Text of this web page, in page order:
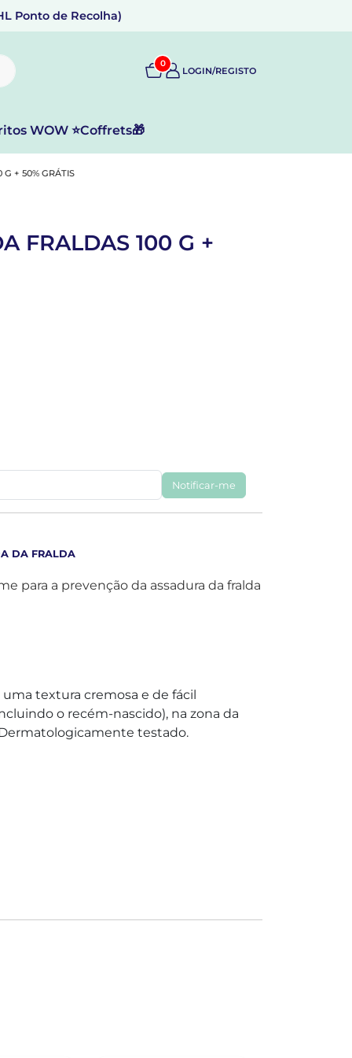
Ponto de Recolha)
0
LOGIN/REGISTO
WOW ⭐Coffrets🎁
+ 50% GRÁTIS
FRALDAS 100 G +
Notificar-me
DA FRALDA
para a prevenção da assadura da fralda
textura cremosa e de fácil
o recém-nascido), na zona da
testado.